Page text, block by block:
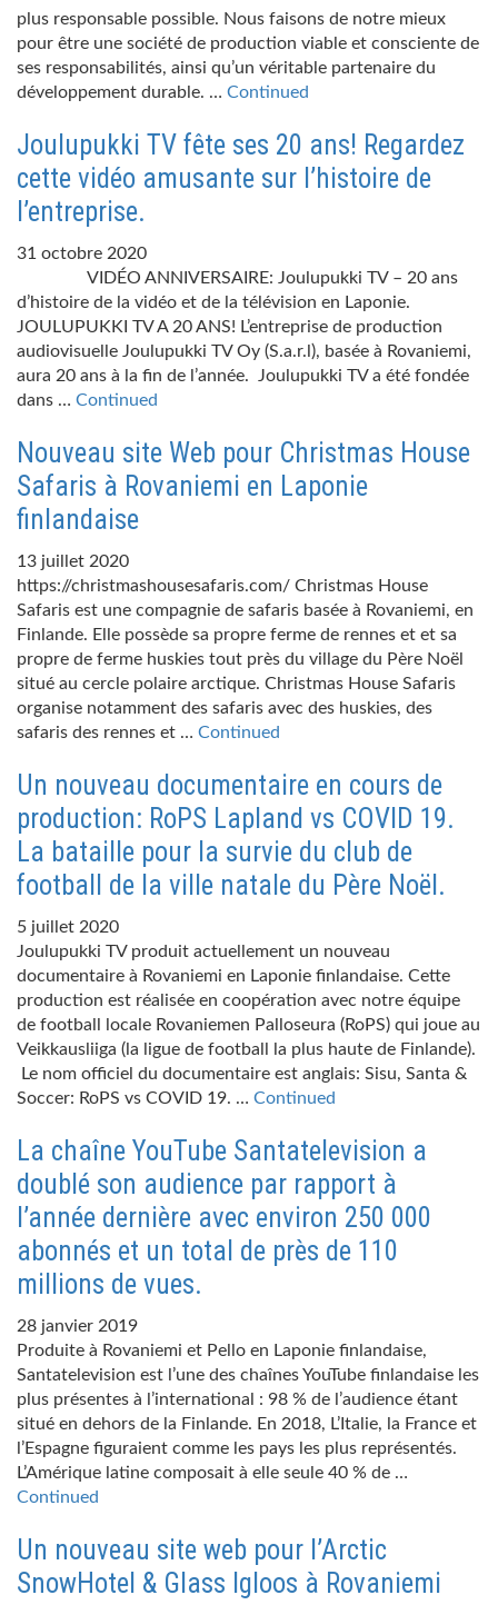
plus responsable possible. Nous faisons de notre mieux
pour être une société de production viable et consciente de
ses responsabilités, ainsi qu’un véritable partenaire du
développement durable. … Continued
Joulupukki TV fête ses 20 ans! Regardez
cette vidéo amusante sur l’histoire de
l’entreprise.
31 octobre 2020
VIDÉO ANNIVERSAIRE: Joulupukki TV – 20 ans
d’histoire de la vidéo et de la télévision en Laponie.
JOULUPUKKI TV A 20 ANS! L’entreprise de production
audiovisuelle Joulupukki TV Oy (S.a.r.l), basée à Rovaniemi,
aura 20 ans à la fin de l’année. Joulupukki TV a été fondée
dans … Continued
Nouveau site Web pour Christmas House
Safaris à Rovaniemi en Laponie
finlandaise
13 juillet 2020
https://christmashousesafaris.com/ Christmas House
Safaris est une compagnie de safaris basée à Rovaniemi, en
Finlande. Elle possède sa propre ferme de rennes et et sa
propre de ferme huskies tout près du village du Père Noël
situé au cercle polaire arctique. Christmas House Safaris
organise notamment des safaris avec des huskies, des
safaris des rennes et … Continued
Un nouveau documentaire en cours de
production: RoPS Lapland vs COVID 19.
La bataille pour la survie du club de
football de la ville natale du Père Noël.
5 juillet 2020
Joulupukki TV produit actuellement un nouveau
documentaire à Rovaniemi en Laponie finlandaise. Cette
production est réalisée en coopération avec notre équipe
de football locale Rovaniemen Palloseura (RoPS) qui joue au
Veikkausliiga (la ligue de football la plus haute de Finlande).
Le nom officiel du documentaire est anglais: Sisu, Santa &
Soccer: RoPS vs COVID 19. … Continued
La chaîne YouTube Santatelevision a
doublé son audience par rapport à
l’année dernière avec environ 250 000
abonnés et un total de près de 110
millions de vues.
28 janvier 2019
Produite à Rovaniemi et Pello en Laponie finlandaise,
Santatelevision est l’une des chaînes YouTube finlandaise les
plus présentes à l’international : 98 % de l’audience étant
situé en dehors de la Finlande. En 2018, L’Italie, la France et
l’Espagne figuraient comme les pays les plus représentés.
L’Amérique latine composait à elle seule 40 % de …
Continued
Un nouveau site web pour l’Arctic
SnowHotel & Glass Igloos à Rovaniemi